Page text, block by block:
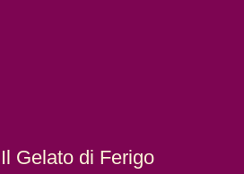
Il Gelato di Ferigo